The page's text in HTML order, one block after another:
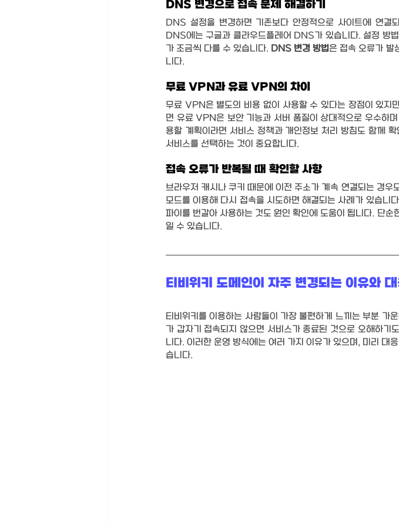
DNS 변경으로 접속 문제 해결하기
DNS 설정을 변경하면 기존보다 안정적으로 사이트에 연결
DNS에는 구글과 클라우드플레어 DNS가 있습니다. 설정 방
가 조금씩 다를 수 있습니다. DNS 변경 방법은 접속 오류가 발
니다.
무료 VPN과 유료 VPN의 차이
무료 VPN은 별도의 비용 없이 사용할 수 있다는 장점이 있지
면 유료 VPN은 보안 기능과 서버 품질이 상대적으로 우수하
용할 계획이라면 서비스 정책과 개인정보 처리 방침도 함께
서비스를 선택하는 것이 중요합니다.
접속 오류가 반복될 때 확인할 사항
브라우저 캐시나 쿠키 때문에 이전 주소가 계속 연결되는 경
모드를 이용해 다시 접속을 시도하면 해결되는 사례가 있습니
파이를 번갈아 사용하는 것도 원인 확인에 도움이 됩니다. 단
일 수 있습니다.
티비위키 도메인이 자주 변경되는 이유와
티비위키를 이용하는 사람들이 가장 불편하게 느끼는 부분 가
가 갑자기 접속되지 않으면 서비스가 종료된 것으로 오해하기
니다. 이러한 운영 방식에는 여러 가지 이유가 있으며, 미리 대
습니다.